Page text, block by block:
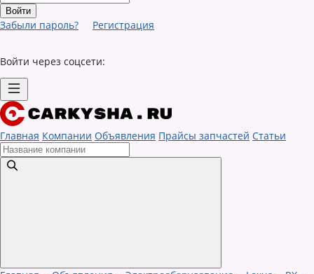
Забыли пароль? Регистрация
Войти через соцсети:
Главная Компании Объявления Прайсы запчастей Статьи